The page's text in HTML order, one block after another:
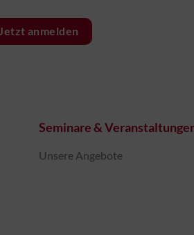
Jetzt anmelden
Seminare &
Unsere Angebote